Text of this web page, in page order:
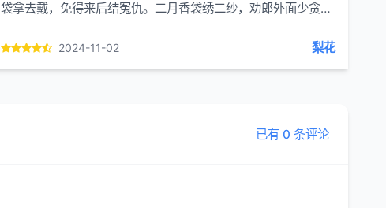
袋拿去戴，免得来后结冤仇。二月香袋绣二纱，劝郎外面少贪花;
2024-11-02 梨花
已有 0 条评论